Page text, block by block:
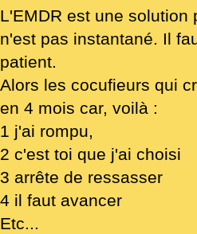
L'EMDR est une solution
n'est pas instantané. Il
patient.
Alors les cocufieurs qui
en 4 mois car, voilà :
1 j'ai rompu,
2 c'est toi que j'ai choisi
3 arrête de ressasser
4 il faut avancer
Etc...